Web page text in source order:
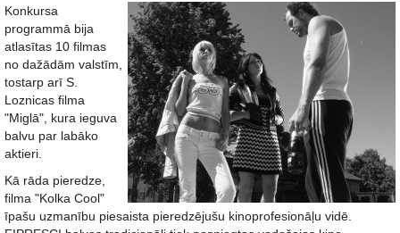
Konkursa
programmā bija
atlasītas 10 filmas
no dažādām valstīm,
tostarp arī S.
Loznicas filma
"Miglā", kura ieguva
balvu par labāko
aktieri.
Kā rāda pieredze,
filma "Kolka Cool"
īpašu uzmanību piesaista pieredzējušu kinoprofesionāļu vidē.